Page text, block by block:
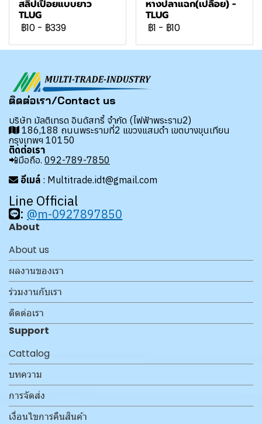
สลิปเปือยแบบยาว
TLUG
฿10 - ฿339
หางปลาแฉก(เปลือย) -
TLUG
฿1 - ฿10
ติดต่อเรา/Contact us
บริษัท มัลติเทรด อินดัสทรี้ จำกัด (ไฟฟ้าพระราม2)
186,188 ถนนพระรามที่2 แขวงแสมดำ เขตบางขุนเทียน
กรุงเทพฯ 10150
ติดต่อเรา
📲มือถือ. 092-789-7850
อีเมล์ : Multitrade.idt@gmail.com
Line Official
: @m-0927897850
About
About us
ผลงานของเรา
ร่วมงานกับเรา
ติดต่อเรา
Support
Cattalog
บทความ
การจัดส่ง
เงื่อนไขการคืนสินค้า